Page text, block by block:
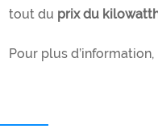
tout du prix du
Pour plus